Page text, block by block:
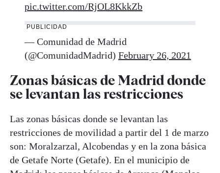
pic.twitter.com/RjOL8KkkZb
PUBLICIDAD
— Comunidad de Madrid
(@ComunidadMadrid) February 26, 2021
Zonas básicas de Madrid donde
se levantan las restricciones
Las zonas básicas donde se levantan las
restricciones de movilidad a partir del 1 de marzo
son: Moralzarzal, Alcobendas y en la zona básica
de Getafe Norte (Getafe). En el municipio de